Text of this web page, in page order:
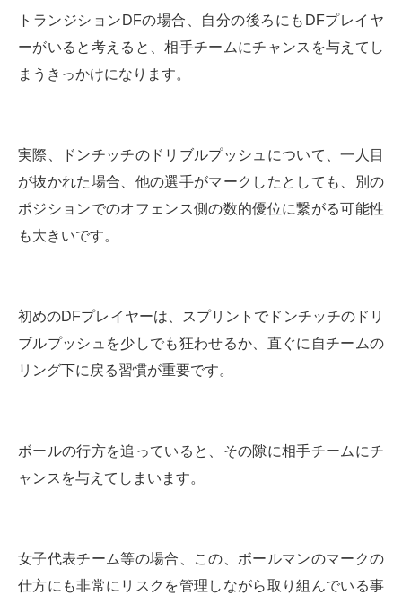
トランジションDFの場合、自分の後ろにもDFプレイヤ
ーがいると考えると、相手チームにチャンスを与えてし
まうきっかけになります。
実際、ドンチッチのドリブルプッシュについて、一人目
が抜かれた場合、他の選手がマークしたとしても、別の
ポジションでのオフェンス側の数的優位に繋がる可能性
も大きいです。
初めのDFプレイヤーは、スプリントでドンチッチのドリ
ブルプッシュを少しでも狂わせるか、直ぐに自チームの
リング下に戻る習慣が重要です。
ボールの行方を追っていると、その隙に相手チームにチ
ャンスを与えてしまいます。
女子代表チーム等の場合、この、ボールマンのマークの
仕方にも非常にリスクを管理しながら取り組んでいる事